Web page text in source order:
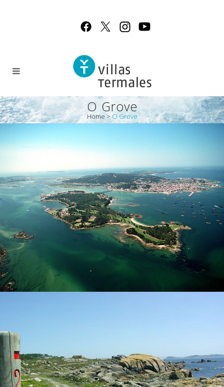
O Grove
Home >O Grove